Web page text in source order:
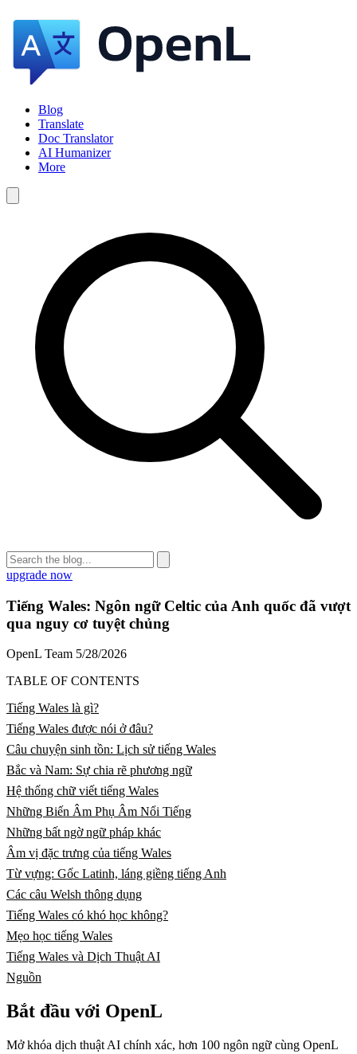
Blog
Translate
Doc Translator
AI Humanizer
More
upgrade now
Tiếng Wales: Ngôn ngữ Celtic của Anh quốc đã vượt
qua nguy cơ tuyệt chủng
OpenL Team 5/28/2026
TABLE OF CONTENTS
Tiếng Wales là gì?
Tiếng Wales được nói ở đâu?
Câu chuyện sinh tồn: Lịch sử tiếng Wales
Bắc và Nam: Sự chia rẽ phương ngữ
Hệ thống chữ viết tiếng Wales
Những Biến Âm Phụ Âm Nổi Tiếng
Những bất ngờ ngữ pháp khác
Âm vị đặc trưng của tiếng Wales
Từ vựng: Gốc Latinh, láng giềng tiếng Anh
Các câu Welsh thông dụng
Tiếng Wales có khó học không?
Mẹo học tiếng Wales
Tiếng Wales và Dịch Thuật AI
Nguồn
Bắt đầu với OpenL
Mở khóa dịch thuật AI chính xác, hơn 100 ngôn ngữ cùng OpenL